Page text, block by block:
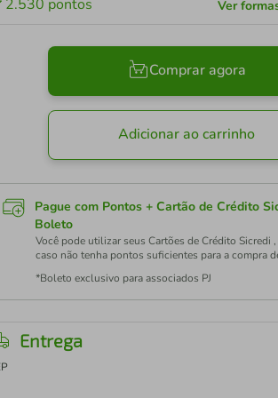
2.530 pontos Ver
Comprar agora
Adicionar ao carrinho
Pague com Pontos + Cartão de Crédito
Boleto
Você pode utilizar seus Cartões de Crédito Sicredi
caso não tenha pontos suficientes para a compra
*Boleto exclusivo para associados PJ
Entrega